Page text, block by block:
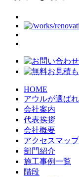
HOME
アウルが選ば
会社案内
代表挨拶
会社概要
アクセスマップ
部門紹介
施工事例一覧
階段